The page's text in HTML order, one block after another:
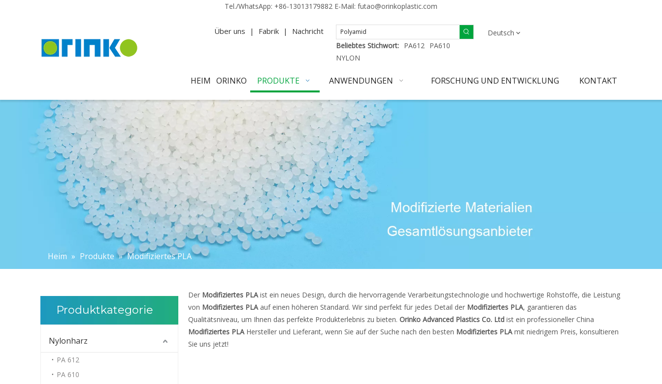
Tel./WhatsApp: +86-13013179882 E-Mail: futao@orinkoplastic.com
Über uns | Fabrik | Nachricht
Beliebtes Stichwort: PA612 PA610
NYLON
Deutsch
HEIM ORINKO PRODUKTE ANWENDUNGEN FORSCHUNG UND ENTWICKLUNG KONTAKT
Heim » Produkte » Modifiziertes PLA
Produktkategorie
Nylonharz
PA 612
PA 610
Der Modifiziertes PLAist ein neues Design, durch die hervorragende Verarbeitungstechnologie und hochwertige Rohstoffe, die Leistung
von Modifiziertes PLAauf einen höheren Standard. Wir sind perfekt für jedes Detail der Modifiziertes PLA, garantieren das
Qualitätsniveau, um Ihnen das perfekte Produkterlebnis zu bieten. Orinko Advanced Plastics Co. Ltd ist ein professioneller China
Modifiziertes PLAHersteller und Lieferant, wenn Sie auf der Suche nach den besten Modifiziertes PLAmit niedrigem Preis, konsultieren
Sie uns jetzt!